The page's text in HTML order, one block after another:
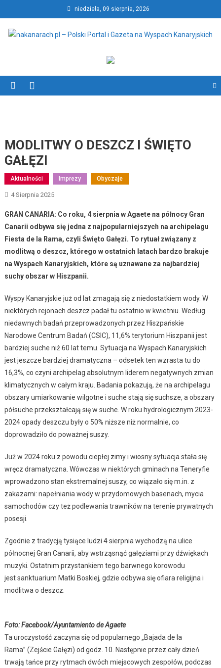
to
content
niedziela, 09 sierpnia, 2026
nakanarach.pl – Polski Portal
i Gazeta na Wyspach
Kanaryjskich
MODLITWY O DESZCZ I ŚWIĘTO
GAŁĘZI
Aktualności Imprezy Obyczaje
4 Sierpnia 2025
GRAN CANARIA: Co roku, 4 sierpnia w Agaete na północy Gran
Canarii odbywa się jedna z najpopularniejszych na archipelagu
Fiesta de la Rama, czyli Święto Gałęzi. To rytuał związany z
modlitwą o deszcz, którego w ostatnich latach bardzo brakuje
na Wyspach Kanaryjskich, które są uznawane za najbardziej
suchy obszar w Hiszpanii.
Wyspy Kanaryjskie już od lat zmagają się z niedostatkiem wody. W
niektórych rejonach deszcz padał tu ostatnio w kwietniu. Według
niedawnych badań przeprowadzonych przez Hiszpańskie
Narodowe Centrum Badań (CSIC), 11,6% terytorium Hiszpanii jest
bardziej suche niż 60 lat temu. Sytuacja na Wyspach Kanaryjskich
jest jeszcze bardziej dramatyczna – odsetek ten wzrasta tu do
16,3%, co czyni archipelag absolutnym liderem negatywnych zmian
klimatycznych w całym kraju. Badania pokazują, że na archipelagu
obszary umiarkowanie wilgotne i suche stają się suchsze, a obszary
półsuche przekształcają się w suche. W roku hydrologicznym 2023-
2024 opady deszczu były o 50% niższe niż normalnie, co
doprowadziło do poważnej suszy.
Już w 2024 roku z powodu ciepłej zimy i wiosny sytuacja stała się
wręcz dramatyczna. Wówczas w niektórych gminach na Teneryfie
wprowadzono stan ekstremalnej suszy, co wiązało się m.in. z
zakazami: napełniania wody w przydomowych basenach, mycia
samochodów czy też podlewania trawników na terenie prywatnych
posesji.
Zgodnie z tradycją tysiące ludzi 4 sierpnia wychodzą na ulice
północnej Gran Canarii, aby wstrząsnąć gałęziami przy dźwiękach
muzyki. Ostatnim przystankiem tego barwnego korowodu
jest sanktuarium Matki Boskiej, gdzie odbywa się ofiara religijna i
modlitwa o deszcz.
Foto: Facebook/Ayuntamiento de Agaete
Ta uroczystość zaczyna się od popularnego „Bajada de la
Rama” (Zejście Gałęzi) od godz. 10. Następnie przez cały dzień
trwają tańce przy rytmach dwóch miejscowych zespołów, podczas